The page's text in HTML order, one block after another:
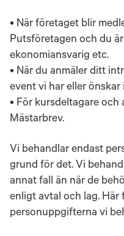
• När företaget blir
Putsföretagen och du
ekonomiansvarig etc.
• När du anmäler ditt
event vi har eller
• För kursdeltagare och
Mästarbrev.
Vi behandlar endast
grund för det. Vi
annat fall än när de
enligt avtal och lag. Här
personuppgifterna vi